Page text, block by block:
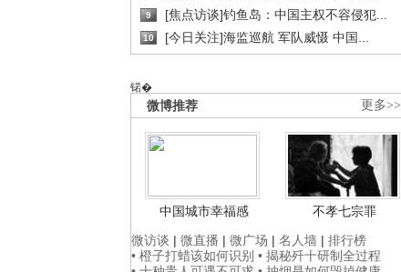
9 [焦点访谈]钓鱼岛：中国主权不容侵犯...
10 [今日关注]海监巡航 军队威慑 中国...
锘�
更多>>
微博推荐
中国城市幸福感
不孝七宗罪
微访谈 | 微直播 | 微广场 | 名人墙 | 排行榜
• 橙子打蜡该如何识别 • 揭秘歼十研制全过程